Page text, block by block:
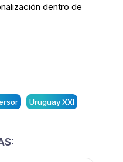
dentro de
Uruguay XXI